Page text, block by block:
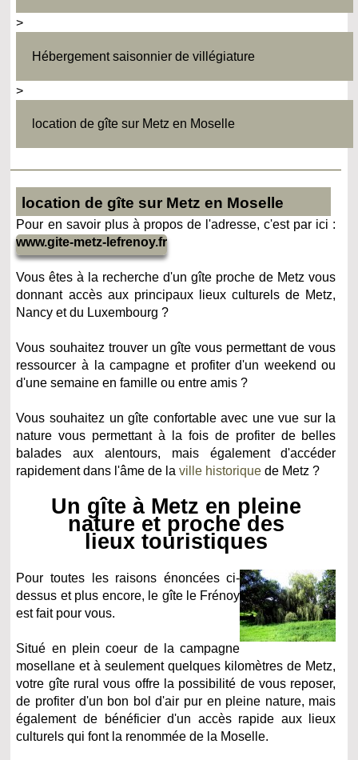
>
Hébergement saisonnier de villégiature
>
location de gîte sur Metz en Moselle
location de gîte sur Metz en Moselle
Pour en savoir plus à propos de l'adresse, c'est par ici :
www.gite-metz-lefrenoy.fr
Vous êtes à la recherche d'un gîte proche de Metz vous
donnant accès aux principaux lieux culturels de Metz,
Nancy et du Luxembourg ?
Vous souhaitez trouver un gîte vous permettant de vous
ressourcer à la campagne et profiter d'un weekend ou
d'une semaine en famille ou entre amis ?
Vous souhaitez un gîte confortable avec une vue sur la
nature vous permettant à la fois de profiter de belles
balades aux alentours, mais également d'accéder
rapidement dans l'âme de laville historique de Metz ?
Un gîte à Metz en pleine
nature et proche des
lieux touristiques
Pour toutes les raisons énoncées ci-
dessus et plus encore, le gîte le Frénoy
est fait pour vous.
Situé en plein coeur de la campagne
mosellane et à seulement quelques kilomètres de Metz,
votre gîte rural vous offre la possibilité de vous reposer,
de profiter d'un bon bol d'air pur en pleine nature, mais
également de bénéficier d'un accès rapide aux lieux
culturels qui font la renommée de la Moselle.